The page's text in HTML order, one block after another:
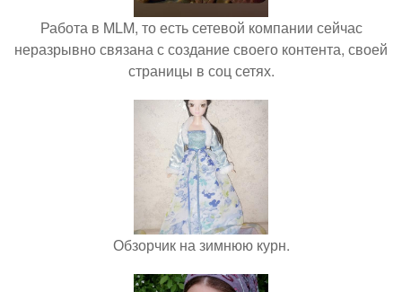
Работа в MLM, то есть сетевой компании сейчас
неразрывно связана с создание своего контента, своей
страницы в соц сетях.
Обзорчик на зимнюю курн.